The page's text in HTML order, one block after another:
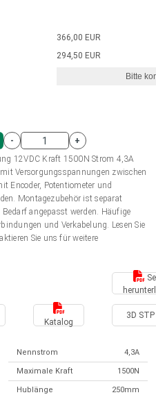
internem
mit
366,00 EUR
294,50 EUR
Bitte
-
+
12VDC Kraft 1500N Strom 4,3A
Versorgungsspannungen zwischen
Encoder, Potentiometer und
Montagezubehör ist separat
angepasst werden. Häufige
und Verkabelung. Lesen Sie
Sie uns für weitere
Katalog
3D STP
Nennstrom 4,3A
Maximale Kraft 1500N
Hublänge 250mm